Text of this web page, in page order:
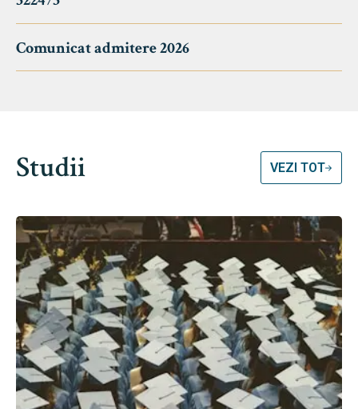
Comunicat admitere 2026
Studii VEZI TOT